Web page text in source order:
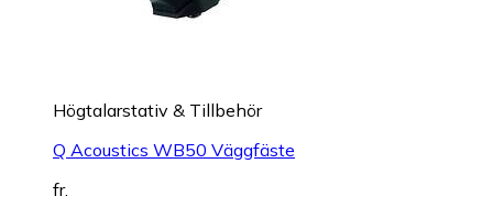
Högtalarstativ & Tillbehör
Q Acoustics WB50 Väggfäste
fr.